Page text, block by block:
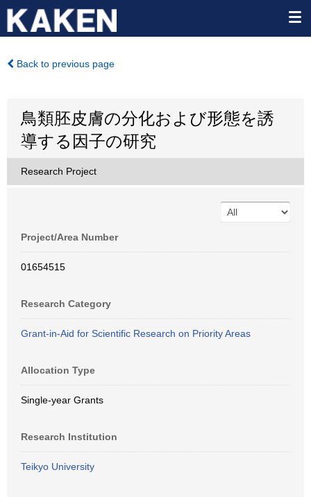
Back to previous page
鳥類胚皮膚の分化および形態を誘
導する因子の研究
Research Project
Project/Area Number
01654515
Research Category
Grant-in-Aid for Scientific Research on Priority Areas
Allocation Type
Single-year Grants
Research Institution
Teikyo University